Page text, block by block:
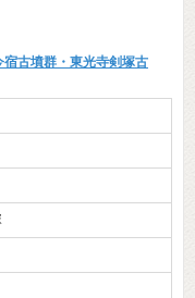
古墳群・東光寺剣塚古